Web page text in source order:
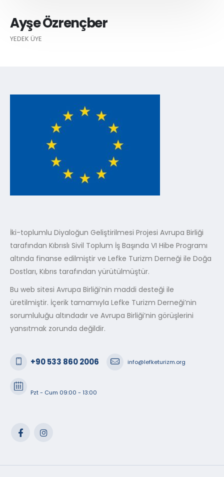
Ayşe Özrençber
YEDEK ÜYE
İki-toplumlu Diyaloğun Geliştirilmesi Projesi Avrupa Birliği
tarafından Kıbrıslı Sivil Toplum İş Başında VI Hibe Programı
altında finanse edilmiştir ve Lefke Turizm Derneği ile Doğa
Dostları, Kıbrıs tarafından yürütülmüştür.
Bu web sitesi Avrupa Birliği’nin maddi desteği ile
üretilmiştir. İçerik tamamıyla Lefke Turizm Derneği’nin
sorumluluğu altındadır ve Avrupa Birliği’nin görüşlerini
yansıtmak zorunda değildir.
+90 533 860 2006 info@lefketurizm.org
Pzt - Cum 09:00 - 13:00